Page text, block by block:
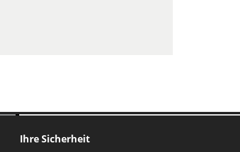
Ihre Sicherheit